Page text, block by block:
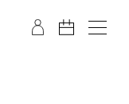
springen